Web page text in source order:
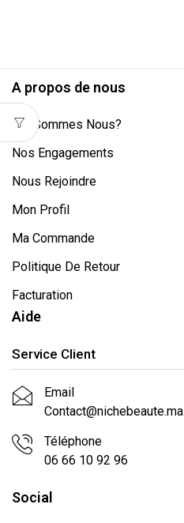
A propos de nous
Qui Sommes Nous?
Nos Engagements
Nous Rejoindre
Mon Profil
Ma Commande
Politique De Retour
Facturation
Aide
Service Client
Email
Contact@nichebeaute.ma
Téléphone
06 66 10 92 96
Social